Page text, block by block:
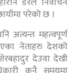
परेको छ ।
अत्यन्त महत्वपूर्ण
नेताहरु देशको
देउवा देखी